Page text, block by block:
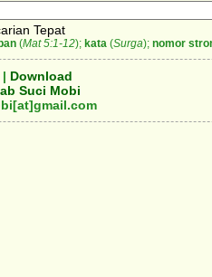
Tepat
(Mat 5:1-12); kata (Surga); nomor
| Download
Suci Mobi